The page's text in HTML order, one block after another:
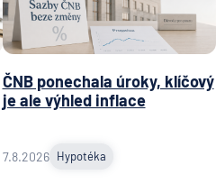
ČNB ponechala úroky, klíčový
je ale výhled inflace
7.8.2026 Hypotéka